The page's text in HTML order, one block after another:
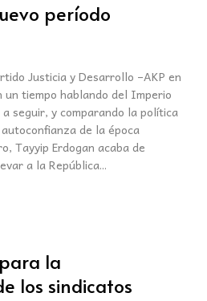
período
Justicia y Desarrollo –AKP en
tiempo hablando del Imperio
seguir, y comparando la política
de la época
Tayyip Erdogan acaba de
a la República...
la
los sindicatos